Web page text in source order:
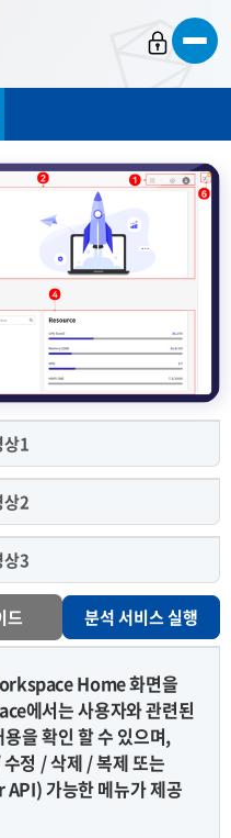
상1
상2
상3
드 분석 서비스 실행
Home 화면을
에서는 사용자와 관련된
을 확인 할 수 있으며,
정 / 삭제 / 복제 또는
가능한 메뉴가 제공